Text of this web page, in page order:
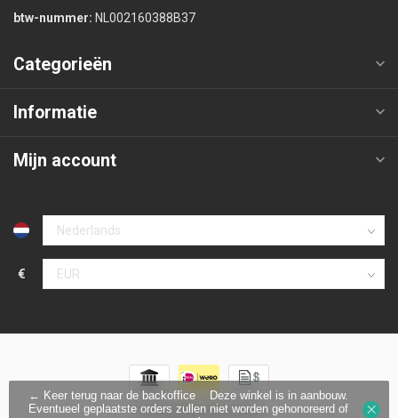
btw-nummer: NL002160388B37
Categorieën
Informatie
Mijn account
€
© Copyright 2026 Protecx
← Keer terug naar de backofficeDeze winkel is in aanbouw.
Eventueel geplaatste orders zullen niet worden gehonoreerd of